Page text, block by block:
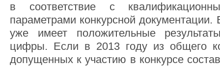
в соответствие с
параметрами конкурсной
уже имеет положительные
цифры. Если в 2013 году из общего
допущенных к участию в конкурсе